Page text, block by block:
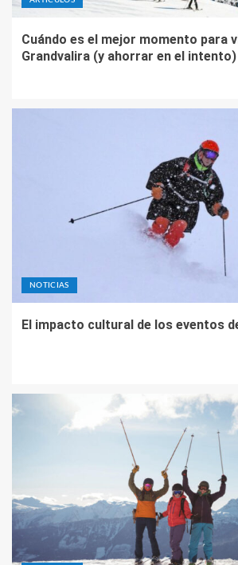
Cuándo es el mejor momento para
Grandvalira (y ahorrar en el intento)
NOTICIAS
El impacto cultural de los eventos